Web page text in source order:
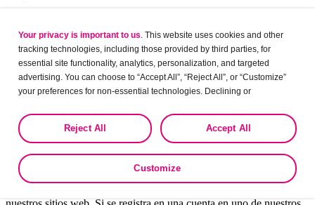
se borran de la memoria de su dispositivo cuando cierra su
navegador de internet o apaga el ordenador— comocookies
persistentes—que se guardan en su dispositivo hasta que caducan,
a menos que usted las borre antes.
Lascookies de sesiónpermiten a nuestro sitio web recordar sus
sitio web —y hasta que usted cierre el navegador— como, por
ejemplo, si usted se ha identificado como un profesional de la salud
o residente de un país determinado.
Ciertos tipos de
cookies persistentesnos permiten saber si el
navegador web de su dispositivo se ha utilizado con anterioridad
Your privacy is important to us. This website uses cookies and other
tracking technologies, including those provided by third parties, for
essential site functionality, analytics, personalization, and targeted
advertising. You can choose to “Accept All”, “Reject All”, or “Customize”
your preferences for non-essential technologies. Declining or
the collection, use, storage, and disclosure of your data in other contexts
as described in the terms of our
Privacy Policy Accept All
Reject All
Customize